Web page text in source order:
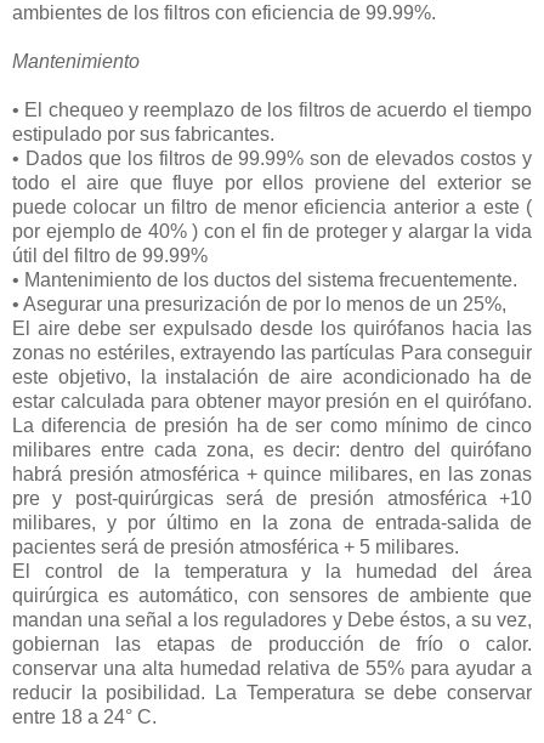
ambientes de los filtros con eficiencia de 99.99%.
Mantenimiento
• El chequeo y reemplazo de los filtros de acuerdo el tiempo
estipulado por sus fabricantes.
• Dados que los filtros de 99.99% son de elevados costos y
todo el aire que fluye por ellos proviene del exterior se
puede colocar un filtro de menor eficiencia anterior a este (
por ejemplo de 40% ) con el fin de proteger y alargar la vida
útil del filtro de 99.99%
• Mantenimiento de los ductos del sistema frecuentemente.
• Asegurar una presurización de por lo menos de un 25%,
El aire debe ser expulsado desde los quirófanos hacia las
zonas no estériles, extrayendo las partículas Para conseguir
este objetivo, la instalación de aire acondicionado ha de
estar calculada para obtener mayor presión en el quirófano.
La diferencia de presión ha de ser como mínimo de cinco
milibares entre cada zona, es decir: dentro del quirófano
habrá presión atmosférica + quince milibares, en las zonas
pre y post-quirúrgicas será de presión atmosférica +10
milibares, y por último en la zona de entrada-salida de
pacientes será de presión atmosférica + 5 milibares.
El control de la temperatura y la humedad del área
quirúrgica es automático, con sensores de ambiente que
mandan una señal a los reguladores y Debe éstos, a su vez,
gobiernan las etapas de producción de frío o calor.
conservar una alta humedad relativa de 55% para ayudar a
reducir la posibilidad. La Temperatura se debe conservar
entre 18 a 24° C.